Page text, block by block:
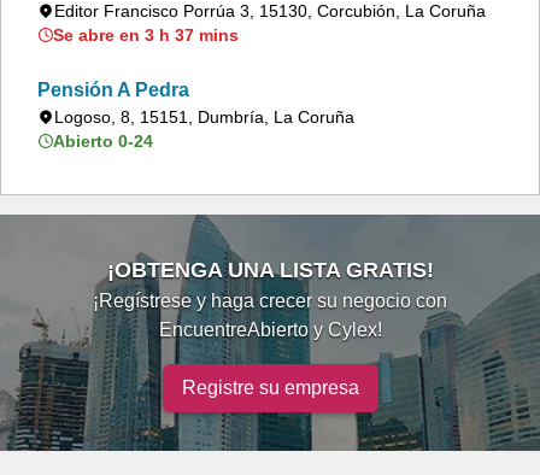
Editor Francisco Porrúa 3, 15130, Corcubión, La Coruña
Se abre en 3 h 37 mins
Pensión A Pedra
Logoso, 8, 15151, Dumbría, La Coruña
Abierto 0-24
¡OBTENGA UNA LISTA GRATIS!
¡Regístrese y haga crecer su negocio con
EncuentreAbierto y Cylex!
Registre su empresa